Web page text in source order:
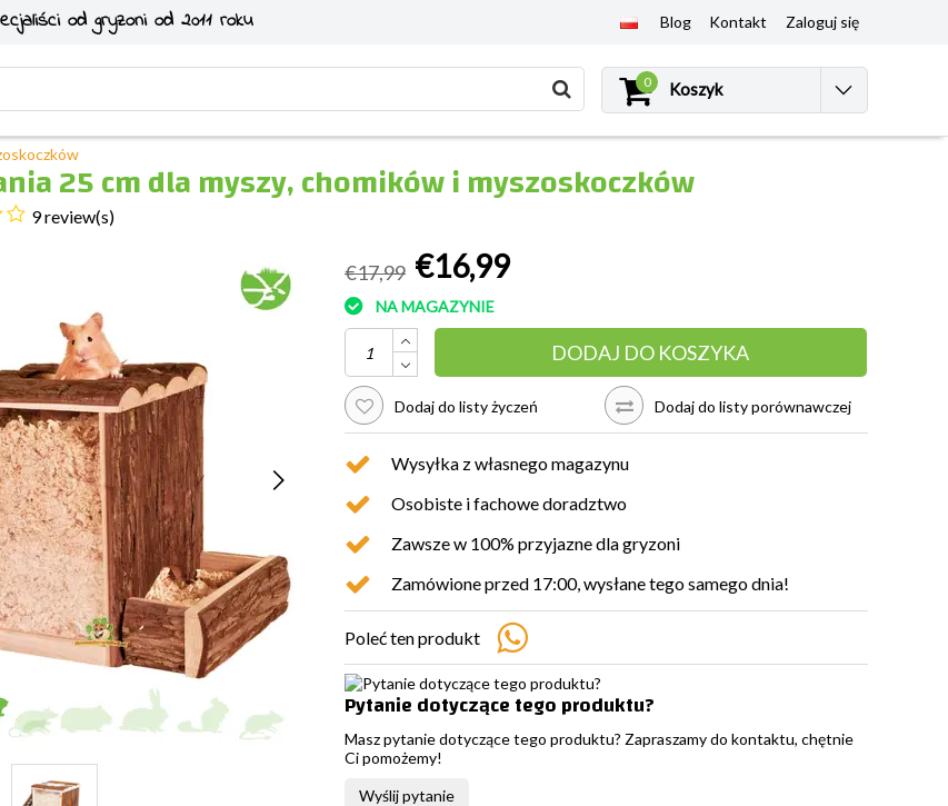
od gryzoni od 2011 roku
Blog Kontakt Zaloguj się
0 Koszyk
25 cm dla myszy, chomików i myszoskoczków
9 review(s)
€17,99 €16,99
NA MAGAZYNIE
DODAJ DO KOSZYKA
Dodaj do listy życzeń Dodaj do listy porównawczej
Wysyłka z własnego magazynu
Osobiste i fachowe doradztwo
Zawsze w 100% przyjazne dla gryzoni
Zamówione przed 17:00, wysłane tego samego dnia!
Poleć ten produkt
Pytanie dotyczące tego produktu?
Masz pytanie dotyczące tego produktu? Zapraszamy do kontaktu, chętnie
Ci pomożemy!
Wyślij pytanie